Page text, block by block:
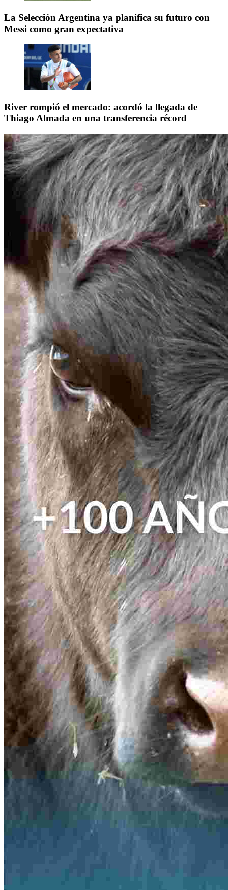
La Selección Argentina ya planifica su futuro con
Messi como gran expectativa
River rompió el mercado: acordó la llegada de
Thiago Almada en una transferencia récord